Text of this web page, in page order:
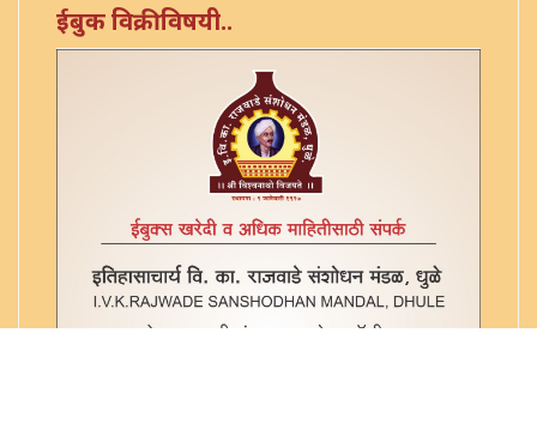
गणेश हृदय (छापील) - ६१८ स्तो. ५१२
गायत्री हृदय - ६१८-स्तो-५१३
गायत्री हृदय - ६१८-स्तो-५१४
गायत्री हृदय वगैरे - ६१८-स्तो-५१५
दत्ता हृदय - ६१८-स्तो-५१६
नारायण हृदय - २
नारायण हृदय - ३
नारायण हृदय - ६१८-स्तो-५२०
ईबुक विक्रीविषयी..